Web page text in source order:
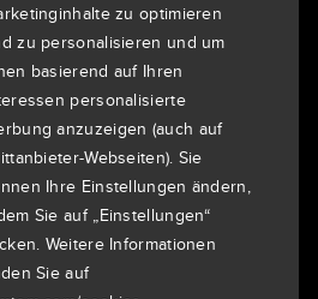
of footer
zu optimieren
zu personalisieren und um
basierend auf Ihren
personalisierte
anzuzeigen (auch auf
Webseiten). Sie
Ihre Einstellungen ändern,
Sie auf „Einstellungen“
Weitere Informationen
Sie auf